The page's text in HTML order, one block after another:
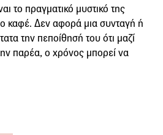
το πραγματικό μυστικό της
καφέ. Δεν αφορά μια συνταγή ή
την πεποίθησή του ότι μαζί
παρέα, ο χρόνος μπορεί να